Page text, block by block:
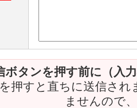
ボタンを押す前に（入
押すと直ちに送信され
ませんので、